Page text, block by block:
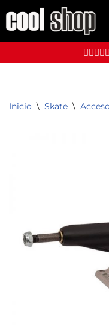
Saltar
contenido
Inicio \ Skate \